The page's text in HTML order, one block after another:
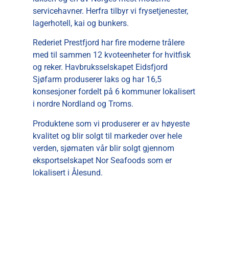
servicehavner. Herfra tilbyr vi frysetjenester,
lagerhotell, kai og bunkers.
Rederiet Prestfjord har fire moderne trålere
med til sammen 12 kvoteenheter for hvitfisk
og reker. Havbruksselskapet Eidsfjord
Sjøfarm produserer laks og har 16,5
konsesjoner fordelt på 6 kommuner lokalisert
i nordre Nordland og Troms.
Produktene som vi produserer er av høyeste
kvalitet og blir solgt til markeder over hele
verden, sjømaten vår blir solgt gjennom
eksportselskapet Nor Seafoods som er
lokalisert i Ålesund.